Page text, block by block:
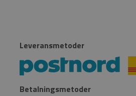
Leveransmetoder
Betalningsmetoder